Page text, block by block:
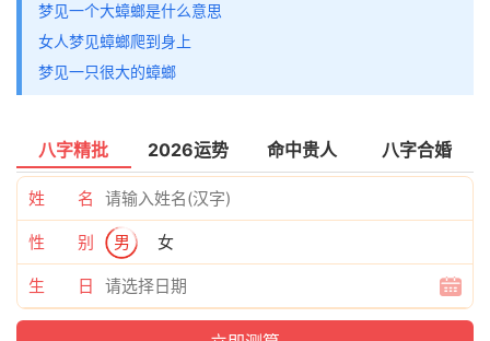
梦见一个大蟑螂是什么意思
女人梦见蟑螂爬到身上
梦见一只很大的蟑螂
八字精批 2026运势 命中贵人 八字合婚
姓 名
性 别 男 女
生 日